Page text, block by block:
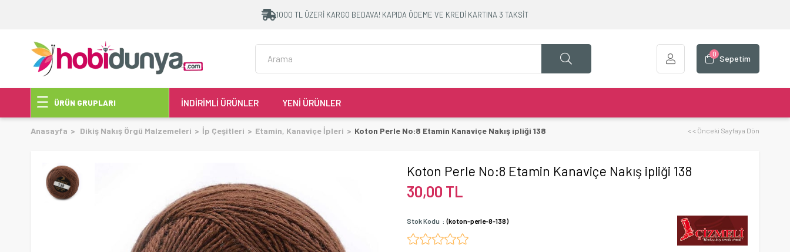
1000 TL ÜZERİ KARGO BEDAVA! KAPIDA ÖDEME VE KREDİ KARTINA 3 TAKSİT
Sepetim
0
ÜRÜN GRUPLARI İNDİRİMLİ ÜRÜNLER YENİ ÜRÜNLER
Anasayfa Dikiş Nakış Örgü Malzemeleri İp Çeşitleri Etamin, Kanaviçe İpleri Koton Perle No:8 Etamin Kanaviçe Nakış ipliği 138 < < Önceki Sayfaya Dön
Koton Perle No:8 Etamin Kanaviçe Nakış ipliği 138
30,00 TL
Stok Kodu (koton-perle-8-138)